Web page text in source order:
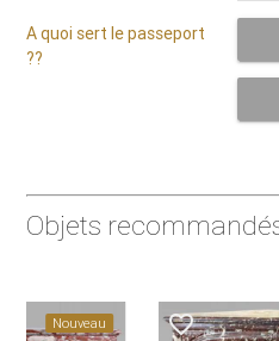
A quoi sert le passeport
??
Objets
Nouveau favorite_border